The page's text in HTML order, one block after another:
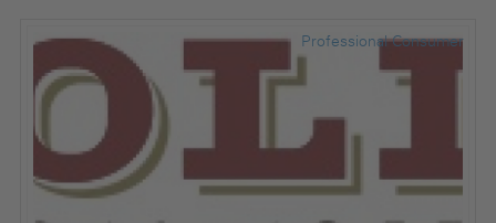
Professional Consumer